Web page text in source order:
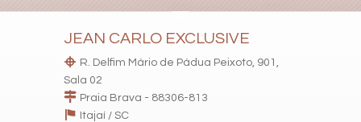
Estar SocialJEAN CARLO EXCLUSIVE
R. Delfim Mário de Pádua Peixoto, 901,
Sala 02
Praia Brava - 88306-813
Itajaí / SC